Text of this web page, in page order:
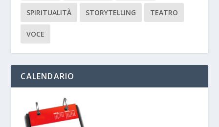
SPIRITUALITÀ STORYTELLING TEATRO
VOCE
CALENDARIO